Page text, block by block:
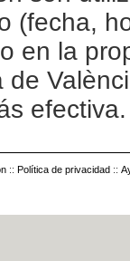
(fecha,
en la
de
efectiva.
:: Política de privacidad ::